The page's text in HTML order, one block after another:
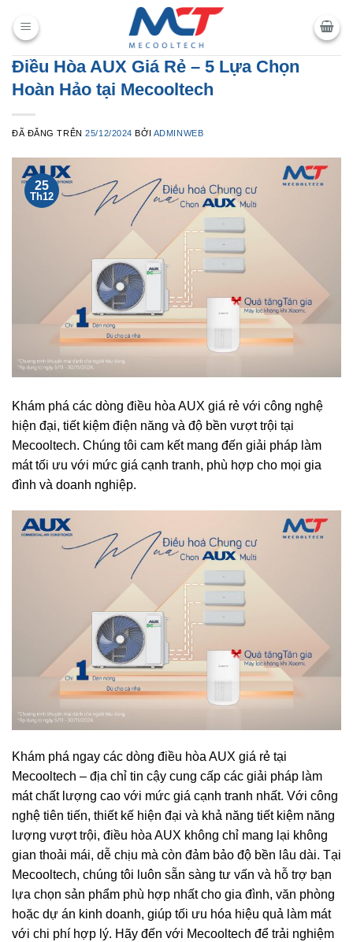
đến
dungĐiều Hòa AUX Giá Rẻ – 5 Lựa Chọn
Hoàn Hảo tại Mecooltech
ĐÃ ĐĂNG TRÊN25/12/2024 BỞI ADMINWEB
25
Th12
Khám phá các dòng điều hòa AUX giá rẻ với công nghệ
hiện đại, tiết kiệm điện năng và độ bền vượt trội tại
Mecooltech. Chúng tôi cam kết mang đến giải pháp làm
mát tối ưu với mức giá cạnh tranh, phù hợp cho mọi gia
đình và doanh nghiệp.
Khám phá ngay các dòng điều hòa AUX giá rẻ tại
Mecooltech – địa chỉ tin cậy cung cấp các giải pháp làm
mát chất lượng cao với mức giá cạnh tranh nhất. Với công
nghệ tiên tiến, thiết kế hiện đại và khả năng tiết kiệm năng
lượng vượt trội, điều hòa AUX không chỉ mang lại không
gian thoải mái, dễ chịu mà còn đảm bảo độ bền lâu dài. Tại
Mecooltech, chúng tôi luôn sẵn sàng tư vấn và hỗ trợ bạn
lựa chọn sản phẩm phù hợp nhất cho gia đình, văn phòng
hoặc dự án kinh doanh, giúp tối ưu hóa hiệu quả làm mát
với chi phí hợp lý. Hãy đến với Mecooltech để trải nghiệm